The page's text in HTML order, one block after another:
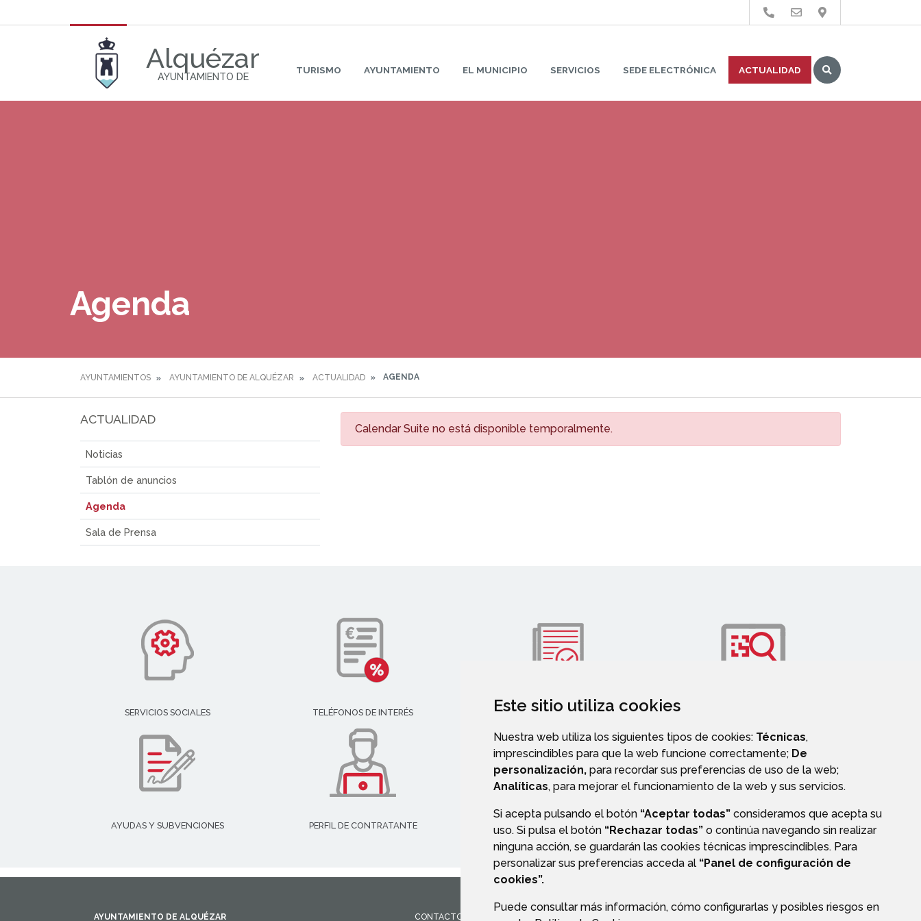
Este sitio utiliza cookies
Nuestra web utiliza los siguientes tipos de cookies: Técnicas,
imprescindibles para que la web funcione correctamente; De
personalización, para recordar sus preferencias de uso de la web;
Analíticas, para mejorar el funcionamiento de la web y sus servicios.
Si acepta pulsando el botón “Aceptar todas” consideramos que acepta su
uso. Si pulsa el botón “Rechazar todas” o continúa navegando sin realizar
ninguna acción, se guardarán las cookies técnicas imprescindibles. Para
personalizar sus preferencias acceda al “Panel de configuración de
cookies”.
Puede consultar más información, cómo configurarlas y posibles riesgos en
Alquézar
AYUNTAMIENTO DE
TURISMO AYUNTAMIENTO EL MUNICIPIO SERVICIOS SEDE ELECTRÓNICA ACTUALIDAD
Buscar
Agenda
AYUNTAMIENTOS AYUNTAMIENTO DE ALQUÉZAR ACTUALIDAD AGENDA
ACTUALIDAD
Noticias
Tablón de anuncios
Agenda
Sala de Prensa
Calendar Suite no está disponible temporalmente.
SERVICIOS SOCIALES TELÉFONOS DE INTERÉS VALIDACIÓN DE DOCUMENTOS
AYUDAS Y SUBVENCIONES PERFIL DE CONTRATANTE
AYUNTAMIENTO DE ALQUÉZAR CONTACTO ACCESIBILIDAD POLÍTICA DE COOKIES